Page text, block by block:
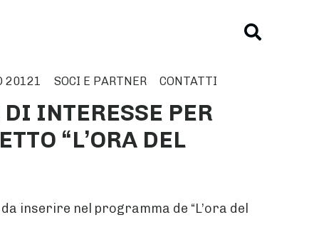
20121 SOCI E PARTNER CONTATTI
INTERESSE PER
“L’ORA DEL
inserire nel programma de “L’ora del